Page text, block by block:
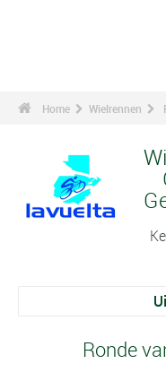
Home Wielrennen
Ronde